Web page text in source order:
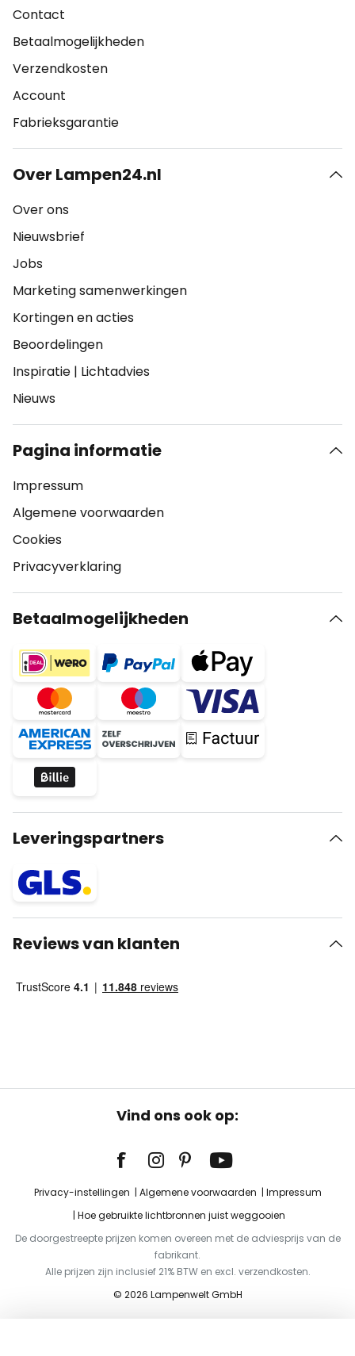
Contact
Betaalmogelijkheden
Verzendkosten
Account
Fabrieksgarantie
Over Lampen24.nl
Over ons
Nieuwsbrief
Jobs
Marketing samenwerkingen
Kortingen en acties
Beoordelingen
Inspiratie | Lichtadvies
Nieuws
Pagina informatie
Impressum
Algemene voorwaarden
Cookies
Privacyverklaring
Betaalmogelijkheden
Leveringspartners
Reviews van klanten
Vind ons ook op:
Privacy-instellingen Algemene voorwaarden
Impressum
Hoe gebruikte lichtbronnen juist weggooien
De doorgestreepte prijzen komen overeen met de adviesprijs van de
fabrikant.
Alle prijzen zijn inclusief 21% BTW en excl. verzendkosten.
© 2026 Lampenwelt GmbH